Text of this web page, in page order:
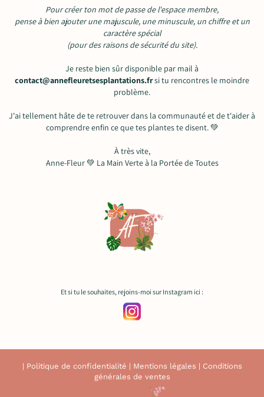
Pour créer ton mot de passe de l'espace membre,
pense à bien ajouter une majuscule, une minuscule, un chiffre et un
caractère spécial
(pour des raisons de sécurité du site).
Je reste bien sûr disponible par mail à
contact@annefleuretsesplantations.frsi tu rencontres le moindre
problème.
J'ai tellement hâte de te retrouver dans la communauté et de t'aider à
comprendre enfin ce que tes plantes te disent. 💚
À très vite,
Anne-Fleur 💚 La Main Verte à la Portée de Toutes
Et si tu le souhaites, rejoins-moi sur Instagram ici :
| Politique de confidentialité | Mentions légales | Conditions
générales de ventes